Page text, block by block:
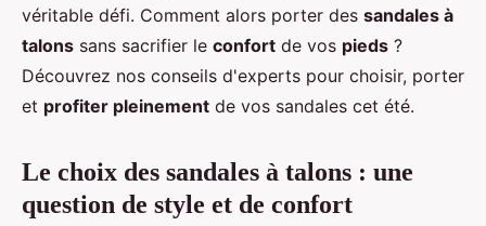
véritable défi. Comment alors porter des sandales à
talons sans sacrifier le confort de vos pieds ?
Découvrez nos conseils d'experts pour choisir, porter
et profiter pleinement de vos sandales cet été.
Le choix des sandales à talons : une
question de style et de confort